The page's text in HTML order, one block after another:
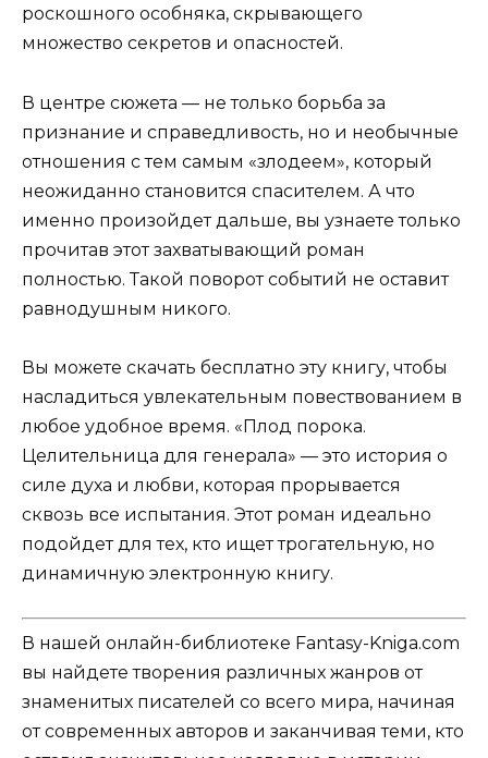
роскошного особняка, скрывающего
множество секретов и опасностей.
В центре сюжета — не только борьба за
признание и справедливость, но и необычные
отношения с тем самым «злодеем», который
неожиданно становится спасителем. А что
именно произойдет дальше, вы узнаете только
прочитав этот захватывающий роман
полностью. Такой поворот событий не оставит
равнодушным никого.
Вы можете скачать бесплатно эту книгу, чтобы
насладиться увлекательным повествованием в
любое удобное время. «Плод порока.
Целительница для генерала» — это история о
силе духа и любви, которая прорывается
сквозь все испытания. Этот роман идеально
подойдет для тех, кто ищет трогательную, но
динамичную электронную книгу.
В нашей онлайн-библиотеке Fantasy-Kniga.com
вы найдете творения различных жанров от
знаменитых писателей со всего мира, начиная
от современных авторов и заканчивая теми, кто